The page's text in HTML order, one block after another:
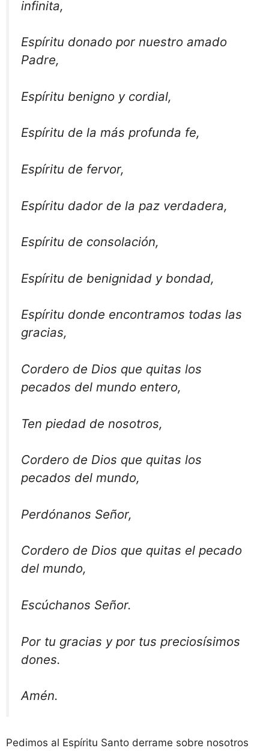
infinita,
Espíritu donado por nuestro amado
Padre,
Espíritu benigno y cordial,
Espíritu de la más profunda fe,
Espíritu de fervor,
Espíritu dador de la paz verdadera,
Espíritu de consolación,
Espíritu de benignidad y bondad,
Espíritu donde encontramos todas las
gracias,
Cordero de Dios que quitas los
pecados del mundo entero,
Ten piedad de nosotros,
Cordero de Dios que quitas los
pecados del mundo,
Perdónanos Señor,
Cordero de Dios que quitas el pecado
del mundo,
Escúchanos Señor.
Por tu gracias y por tus preciosísimos
dones.
Amén.
Pedimos al Espíritu Santo derrame sobre nosotros